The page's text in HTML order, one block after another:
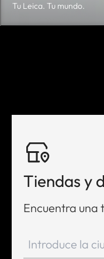
Tu Leica. Tu mundo.
Tiendas y
Encuentra una